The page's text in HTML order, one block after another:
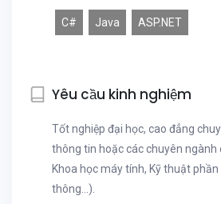
C# Java ASP.NET
Yêu cầu kinh nghiệm
Tốt nghiệp đại học, cao đẳng
thông tin hoặc các chuyên ngành
Khoa học máy tính, Kỹ thuật
thông...).